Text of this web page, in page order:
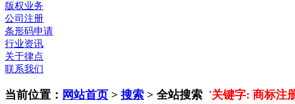
版权业务
公司注册
条形码申请
行业资讯
关于律点
联系我们
当前位置： 网站首页 > 搜索 > 全站搜索 '关键字: 商标注